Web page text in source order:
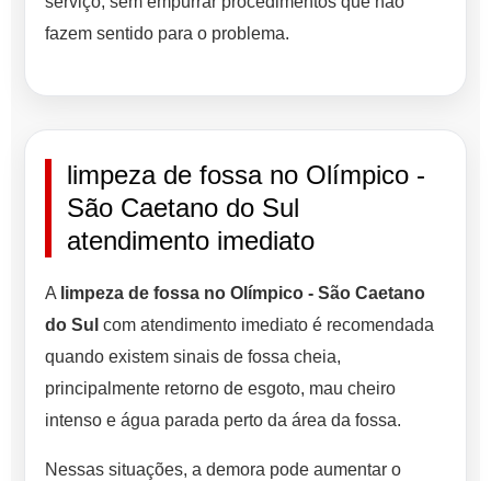
fazem sentido para o problema.
limpeza de fossa no Olímpico -
São Caetano do Sul
atendimento imediato
A limpeza de fossa no Olímpico - São Caetano
do Sul com atendimento imediato é recomendada
quando existem sinais de fossa cheia,
principalmente retorno de esgoto, mau cheiro
intenso e água parada perto da área da fossa.
Nessas situações, a demora pode aumentar o